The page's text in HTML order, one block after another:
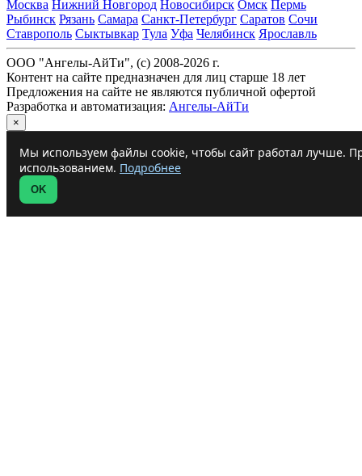
Москва Нижний Новгород Новосибирск Омск Пермь
Рыбинск Рязань Самара Санкт-Петербург Саратов Сочи
Ставрополь Сыктывкар Тула Уфа Челябинск Ярославль
ООО "Ангелы-АйТи", (c) 2008-2026 г.
Контент на сайте предназначен для лиц старше 18 лет
Предложения на сайте не являются публичной офертой
Разработка и автоматизация: Ангелы-АйТи
×
Мы используем файлы cookie, чтобы сайт работал лучше.
использованием. Подробнее
OK